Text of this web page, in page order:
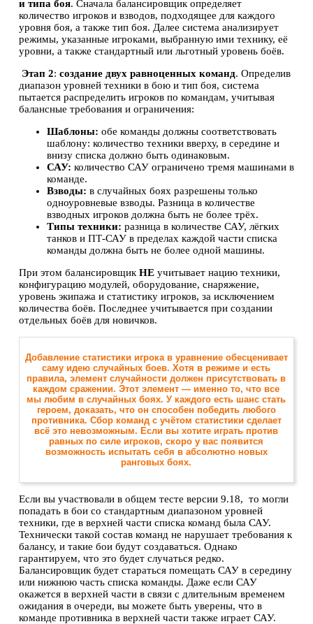
и типа боя. Сначала балансировщик определяет
количество игроков и взводов, подходящее для каждого
уровня боя, а также тип боя. Далее система анализирует
режимы, указанные игроками, выбранную ими технику, её
уровни, а также стандартный или льготный уровень боёв.
Этап 2: создание двух равноценных команд. Определив
диапазон уровней техники в бою и тип боя, система
пытается распределить игроков по командам, учитывая
балансные требования и ограничения:
Шаблоны: обе команды должны соответствовать
шаблону: количество техники вверху, в середине и
внизу списка должно быть одинаковым.
САУ: количество САУ ограничено тремя машинами в
команде.
Взводы: в случайных боях разрешены только
одноуровневые взводы. Разница в количестве
взводных игроков должна быть не более трёх.
Типы техники: разница в количестве САУ, лёгких
танков и ПТ-САУ в пределах каждой части списка
команды должна быть не более одной машины.
При этом балансировщик НЕучитывает нацию техники,
конфигурацию модулей, оборудование, снаряжение,
уровень экипажа и статистику игроков, за исключением
количества боёв. Последнее учитывается при создании
отдельных боёв для новичков.
Добавление статистики игрока в уравнение обесценивает
саму идею случайных боев. Хотя в режиме и есть
правила, элемент случайности должен присутствовать в
каждом сражении. Этот элемент — именно то, что все
мы любим в случайных боях. У каждого есть шанс стать
героем, доказать, что он способен победить любого
противника. Сбор команд с учётом статистики сделает
всё это невозможным. Если вы хотите играть против
равных по силе игроков, скоро у вас появится
возможность испытать себя в абсолютно новых
ранговых боях.
Если вы участвовали в общем тесте версии 9.18, то могли
попадать в бои со стандартным диапазоном уровней
техники, где в верхней части списка команд была САУ.
Технически такой состав команд не нарушает требования к
балансу, и такие бои будут создаваться. Однако
гарантируем, что это будет случаться редко.
Балансировщик будет стараться помещать САУ в середину
или нижнюю часть списка команды. Даже если САУ
окажется в верхней части в связи с длительным временем
ожидания в очереди, вы можете быть уверены, что в
команде противника в верхней части также играет САУ.